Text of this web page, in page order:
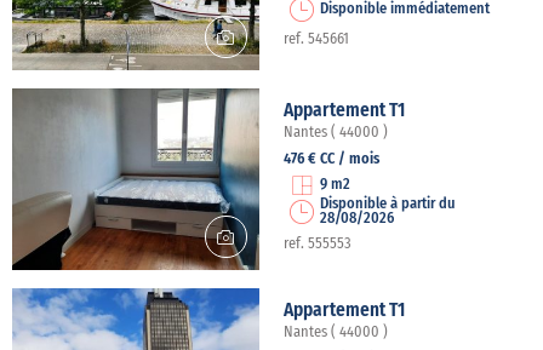
Disponible immédiatement
ref. 545661
Appartement T1
Nantes ( 44000 )
476 € CC / mois
9 m2
Disponible à partir du
28/08/2026
ref. 555553
Appartement T1
Nantes ( 44000 )